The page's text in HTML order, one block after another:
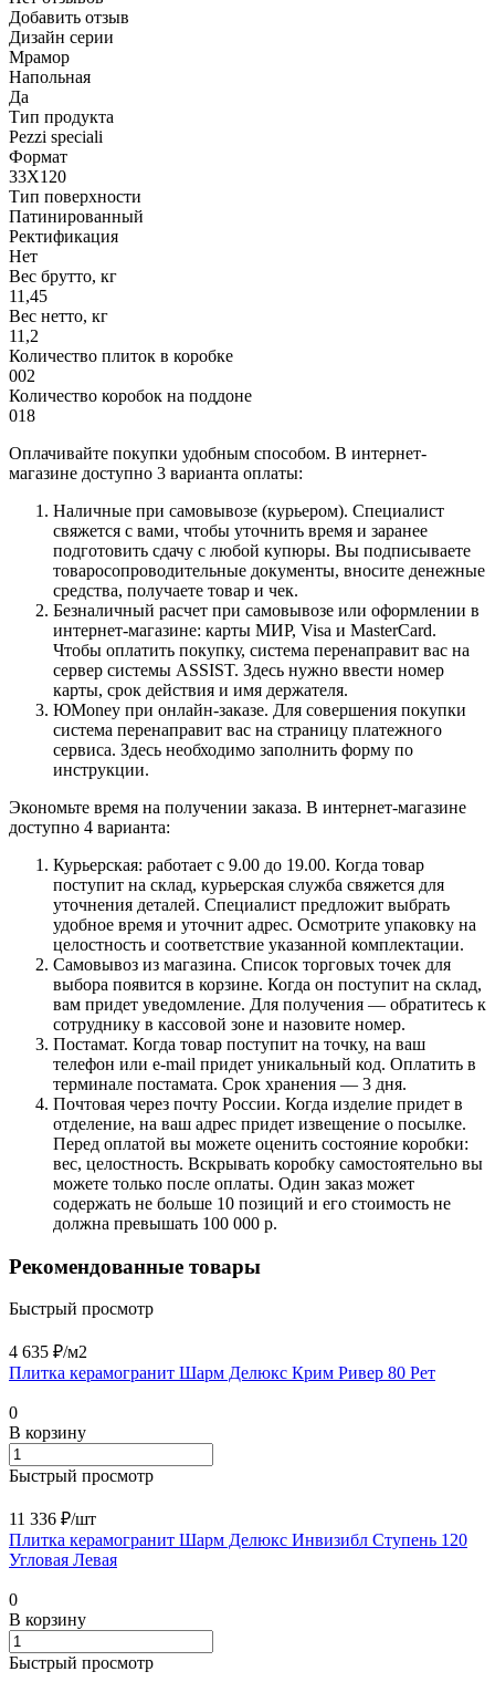
Добавить отзыв
Дизайн серии
Мрамор
Напольная
Да
Тип продукта
Pezzi speciali
Формат
33X120
Тип поверхности
Патинированный
Ректификация
Нет
Вес брутто, кг
11,45
Вес нетто, кг
11,2
Количество плиток в коробке
002
Количество коробок на поддоне
018
Оплачивайте покупки удобным способом. В интернет-
магазине доступно 3 варианта оплаты:
Наличные при самовывозе (курьером). Специалист
свяжется с вами, чтобы уточнить время и заранее
подготовить сдачу с любой купюры. Вы подписываете
товаросопроводительные документы, вносите денежные
средства, получаете товар и чек.
Безналичный расчет при самовывозе или оформлении в
интернет-магазине: карты МИР, Visa и MasterCard.
Чтобы оплатить покупку, система перенаправит вас на
сервер системы ASSIST. Здесь нужно ввести номер
карты, срок действия и имя держателя.
ЮMoney при онлайн-заказе. Для совершения покупки
система перенаправит вас на страницу платежного
сервиса. Здесь необходимо заполнить форму по
инструкции.
Экономьте время на получении заказа. В интернет-магазине
доступно 4 варианта:
Курьерская: работает с 9.00 до 19.00. Когда товар
поступит на склад, курьерская служба свяжется для
уточнения деталей. Специалист предложит выбрать
удобное время и уточнит адрес. Осмотрите упаковку на
целостность и соответствие указанной комплектации.
Самовывоз из магазина. Список торговых точек для
выбора появится в корзине. Когда он поступит на склад,
вам придет уведомление. Для получения — обратитесь к
сотруднику в кассовой зоне и назовите номер.
Постамат. Когда товар поступит на точку, на ваш
телефон или e-mail придет уникальный код. Оплатить в
терминале постамата. Срок хранения — 3 дня.
Почтовая через почту России. Когда изделие придет в
отделение, на ваш адрес придет извещение о посылке.
Перед оплатой вы можете оценить состояние коробки:
вес, целостность. Вскрывать коробку самостоятельно вы
можете только после оплаты. Один заказ может
содержать не больше 10 позиций и его стоимость не
должна превышать 100 000 р.
Рекомендованные товары
Быстрый просмотр
4 635 ₽/м2
Плитка керамогранит Шарм Делюкс Крим Ривер 80 Рет
0
В корзину
Быстрый просмотр
11 336 ₽/шт
Плитка керамогранит Шарм Делюкс Инвизибл Ступень 120
Угловая Левая
0
В корзину
Быстрый просмотр